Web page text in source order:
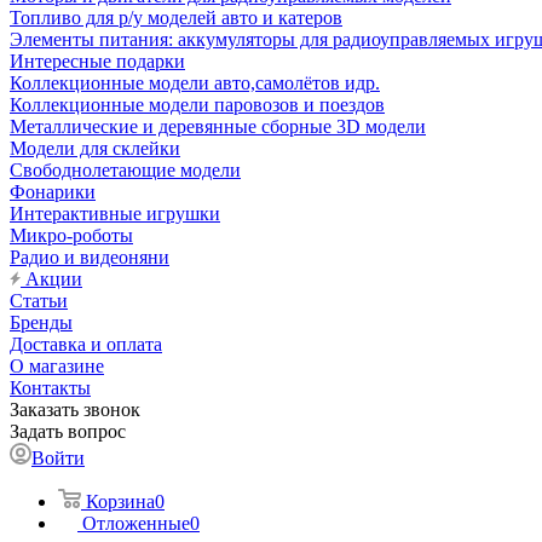
Топливо для р/у моделей авто и катеров
Элементы питания: аккумуляторы для радиоуправляемых
Интересные подарки
Коллекционные модели авто,самолётов идр.
Коллекционные модели паровозов и поездов
Металлические и деревянные сборные 3D модели
Модели для склейки
Свободнолетающие модели
Фонарики
Интерактивные игрушки
Микро-роботы
Радио и видеоняни
Акции
Статьи
Бренды
Доставка и оплата
О магазине
Контакты
Заказать звонок
Задать вопрос
Войти
Корзина0
Отложенные0